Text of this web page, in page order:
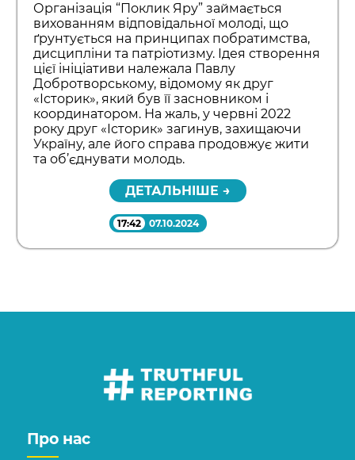
Організація “Поклик Яру” займається
вихованням відповідальної молоді, що
ґрунтується на принципах побратимства,
дисципліни та патріотизму. Ідея створення
цієї ініціативи належала Павлу
Добротворському, відомому як друг
«Історик», який був її засновником і
координатором. На жаль, у червні 2022
року друг «Історик» загинув, захищаючи
Україну, але його справа продовжує жити
та об’єднувати молодь.
ДЕТАЛЬНІШЕ →
17:42 07.10.2024
Про нас